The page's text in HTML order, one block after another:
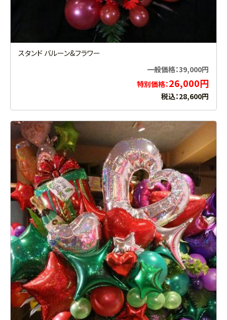
お買い物を続ける カートへ進む
スタンド バルーン&フラワー
一般価格：39,000円
特別価格：26,000円
税込：28,600円